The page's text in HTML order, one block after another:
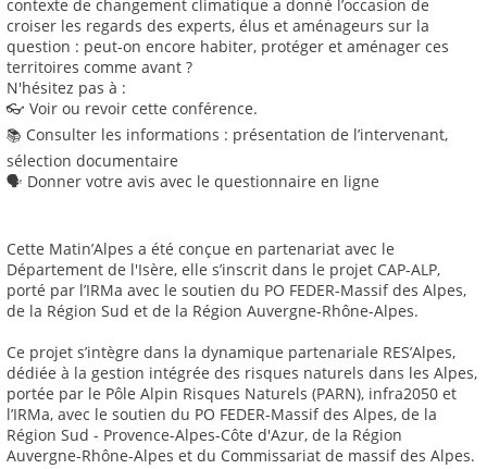
contexte de changement climatique a donné l’occasion de
croiser les regards des experts, élus et aménageurs sur la
question : peut-on encore habiter, protéger et aménager ces
territoires comme avant ?
N'hésitez pas à :
👓 Voir ou revoir cette conférence.
📚 Consulter les informations : présentation de l’intervenant,
sélection documentaire
🗣️ Donner votre avis avec le questionnaire en ligne
Cette Matin’Alpes a été conçue en partenariat avec le
Département de l'Isère, elle s’inscrit dans le projet CAP-ALP,
porté par l’IRMa avec le soutien du PO FEDER-Massif des Alpes,
de la Région Sud et de la Région Auvergne-Rhône-Alpes.
Ce projet s’intègre dans la dynamique partenariale RES’Alpes,
dédiée à la gestion intégrée des risques naturels dans les Alpes,
portée par le Pôle Alpin Risques Naturels (PARN), infra2050 et
l’IRMa, avec le soutien du PO FEDER-Massif des Alpes, de la
Région Sud - Provence-Alpes-Côte d'Azur, de la Région
Auvergne-Rhône-Alpes et du Commissariat de massif des Alpes.